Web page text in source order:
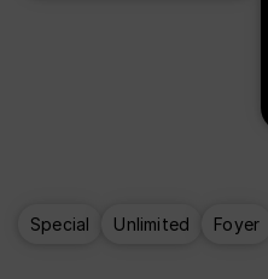
Special Unlimited Foyer